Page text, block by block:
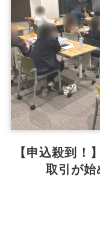
【申込殺到！
取引が